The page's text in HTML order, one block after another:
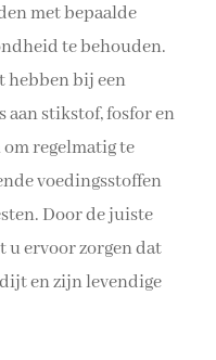
met bepaalde
te behouden.
hebben bij een
stikstof, fosfor en
regelmatig te
voedingsstoffen
Door de juiste
u ervoor zorgen dat
en zijn levendige